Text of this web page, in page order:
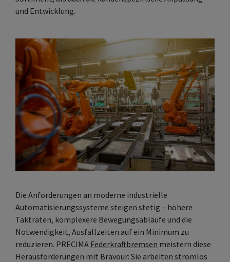
und Entwicklung.
Die Anforderungen an moderne industrielle
Automatisierungssysteme steigen stetig – höhere
Taktraten, komplexere Bewegungsabläufe und die
Notwendigkeit, Ausfallzeiten auf ein Minimum zu
reduzieren. PRECIMA Federkraftbremsen meistern diese
Herausforderungen mit Bravour: Sie arbeiten stromlos